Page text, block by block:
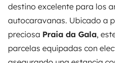
destino excelente para los
autocaravanas. Ubicado a
preciosa Praia da Gala,
parcelas equipadas con